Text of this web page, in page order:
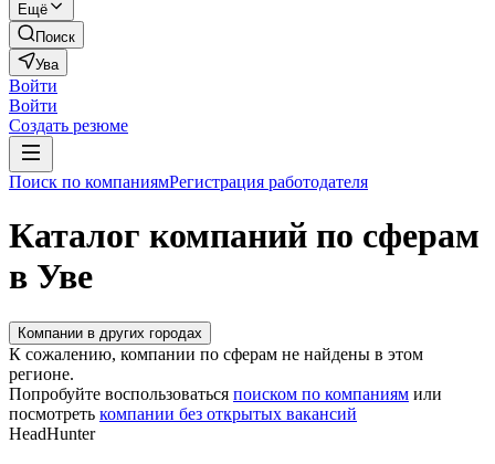
Ещё
Поиск
Ува
Войти
Войти
Создать резюме
Поиск по компаниямРегистрация работодателя
Каталог компаний по сферам
в Уве
Компании в других городах
К сожалению, компании по сферам не найдены в этом
регионе.
Попробуйте воспользоваться поиском по компаниям или
посмотреть компании без открытых вакансий
HeadHunter